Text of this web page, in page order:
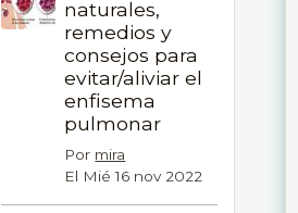
naturales,
remedios y
consejos para
evitar/aliviar el
enfisema
pulmonar
Por mira
El Mié 16 nov 2022